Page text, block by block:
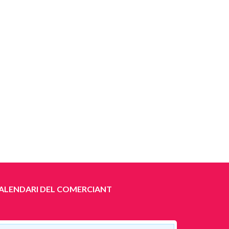
DEL COMERCIANT